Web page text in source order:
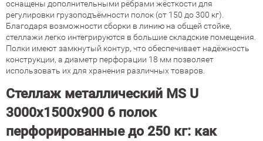
оснащены дополнительными рёбрами жёсткости для
регулировки грузоподъёмности полок (от 150 до 300 кг).
Благодаря возможности сборки в линию на общей стойке,
стеллажи легко интегрируются в большие складские помещения.
Полки имеют замкнутый контур, что обеспечивает надёжность
конструкции, а диаметр перфорации 18 мм позволяет
использовать их для хранения различных товаров.
Стеллаж металлический MS U
3000х1500х900 6 полок
перфорированные до 250 кг: как